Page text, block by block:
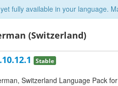
fully available in your language.
(Switzerland)
Stable
Switzerland Language Pack